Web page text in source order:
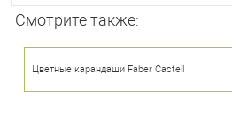
Смотрите также:
Цветные карандаши Faber Castell